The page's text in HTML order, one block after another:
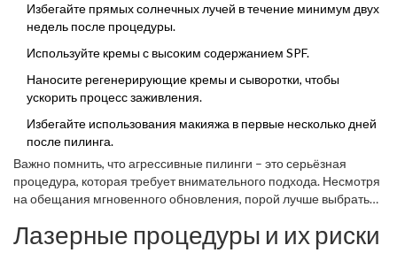
использование увлажняющих средств или ретиноидов для
улучшения состояния кожи. После процедуры необходимо
тщательно следовать рекомендациям по восстановлению,
Избегайте прямых солнечных лучей в течение минимум двух
недель после процедуры.
Используйте кремы с высоким содержанием SPF.
Наносите регенерирующие кремы и сыворотки, чтобы
ускорить процесс заживления.
Избегайте использования макияжа в первые несколько дней
после пилинга.
Важно помнить, что агрессивные пилинги – это серьёзная
процедура, которая требует внимательного подхода. Несмотря
на обещания мгновенного обновления, порой лучше выбрать
стрессу.
Лазерные процедуры и их риски